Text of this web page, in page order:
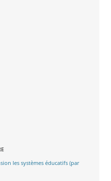
les systèmes éducatifs (par